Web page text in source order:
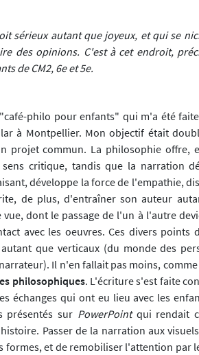
sérieux autant que joyeux, et qui se
des opinions. C'est à cet endroit,
de CM2, 6e et 5e.
philo pour enfants" qui m'a été
à Montpellier. Mon objectif était
projet commun. La philosophie offre,
critique, tandis que la narration
développe la force de l'empathie,
de plus, d'entraîner son auteur
dont le passage de l'un à l'autre
avec les oeuvres. Ces divers points
que verticaux (du monde des
Il n'en fallait pas moins,
philosophiques. L'écriture s'est faite
échanges qui ont eu lieu avec les
présentés sur PowerPoint qui rendait
Passer de la narration aux
et de remobiliser l'attention par